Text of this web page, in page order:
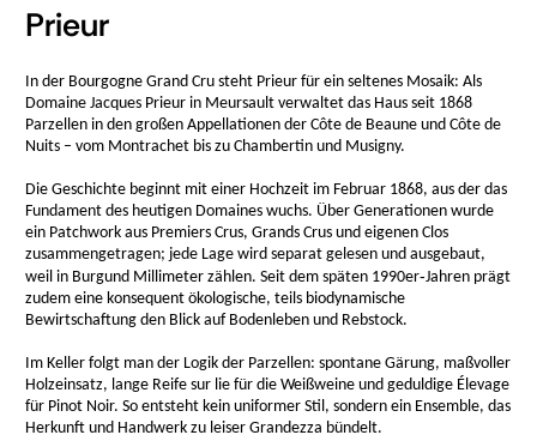
Prieur
In der Bourgogne Grand Cru steht Prieur für ein seltenes Mosaik: Als
Domaine Jacques Prieur in Meursault verwaltet das Haus seit 1868
Parzellen in den großen Appellationen der Côte de Beaune und Côte de
Nuits – vom Montrachet bis zu Chambertin und Musigny.
Die Geschichte beginnt mit einer Hochzeit im Februar 1868, aus der das
Fundament des heutigen Domaines wuchs. Über Generationen wurde
ein Patchwork aus Premiers Crus, Grands Crus und eigenen Clos
zusammengetragen; jede Lage wird separat gelesen und ausgebaut,
weil in Burgund Millimeter zählen. Seit dem späten 1990er‑Jahren prägt
zudem eine konsequent ökologische, teils biodynamische
Bewirtschaftung den Blick auf Bodenleben und Rebstock.
Im Keller folgt man der Logik der Parzellen: spontane Gärung, maßvoller
Holzeinsatz, lange Reife sur lie für die Weißweine und geduldige Élevage
für Pinot Noir. So entsteht kein uniformer Stil, sondern ein Ensemble, das
Herkunft und Handwerk zu leiser Grandezza bündelt.